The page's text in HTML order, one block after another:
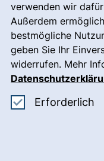
verwenden wir dafür
Außerdem
bestmögliche
geben Sie Ihr
widerrufen. Mehr
Erforderlich